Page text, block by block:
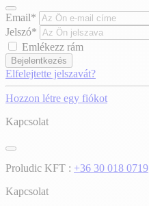
Email*
Jelszó*
Emlékezz rám
Bejelentkezés
Elfelejtette jelszavát?
Hozzon létre egy fiókot
Kapcsolat
Proludic KFT : +36 30 018 0719
Kapcsolat